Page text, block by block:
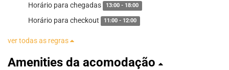
Horário para chegadas 13:00 - 18:00
Horário para checkout 11:00 - 12:00
ver todas as regras
Amenities da acomodação